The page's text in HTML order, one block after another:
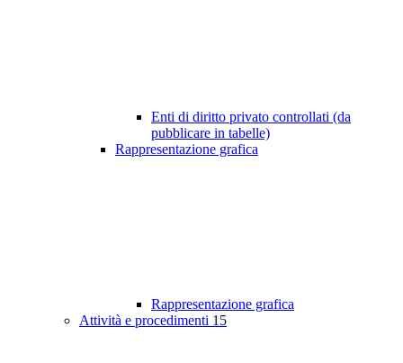
Enti di diritto privato controllati (da
pubblicare in tabelle)
Rappresentazione grafica
Rappresentazione grafica
Attività e procedimenti 15